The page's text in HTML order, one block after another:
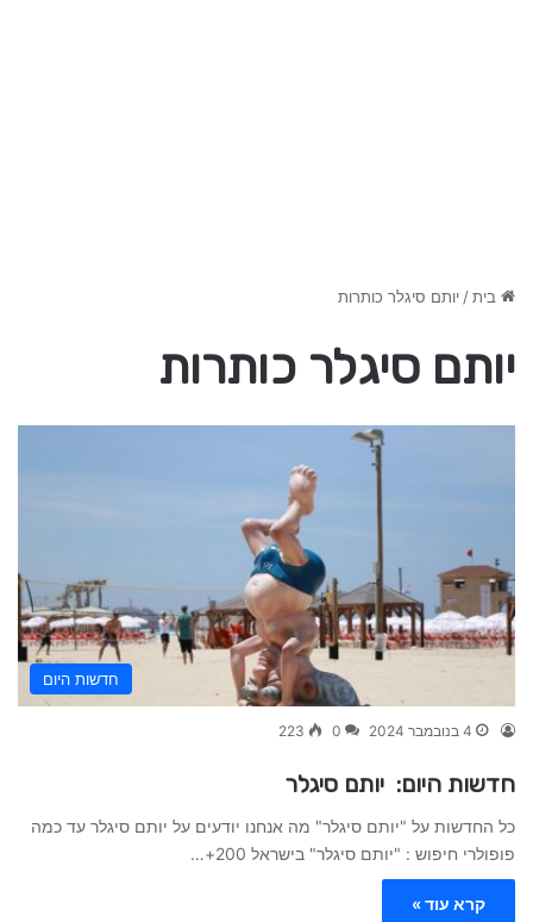
בית/יותם סיגלר כותרות
יותם סיגלר כותרות
חדשות היום
4 בנובמבר 2024 0
223
חדשות היום: יותם סיגלר
כל החדשות על "יותם סיגלר" מה אנחנו יודעים על יותם סיגלר עד כמה
פופולרי חיפוש : "יותם סיגלר" בישראל 200+…
קרא עוד »